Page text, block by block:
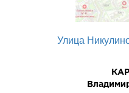
Улица